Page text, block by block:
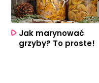
Jak marynować
grzyby? To proste!